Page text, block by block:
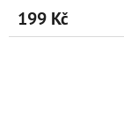
199 Kč